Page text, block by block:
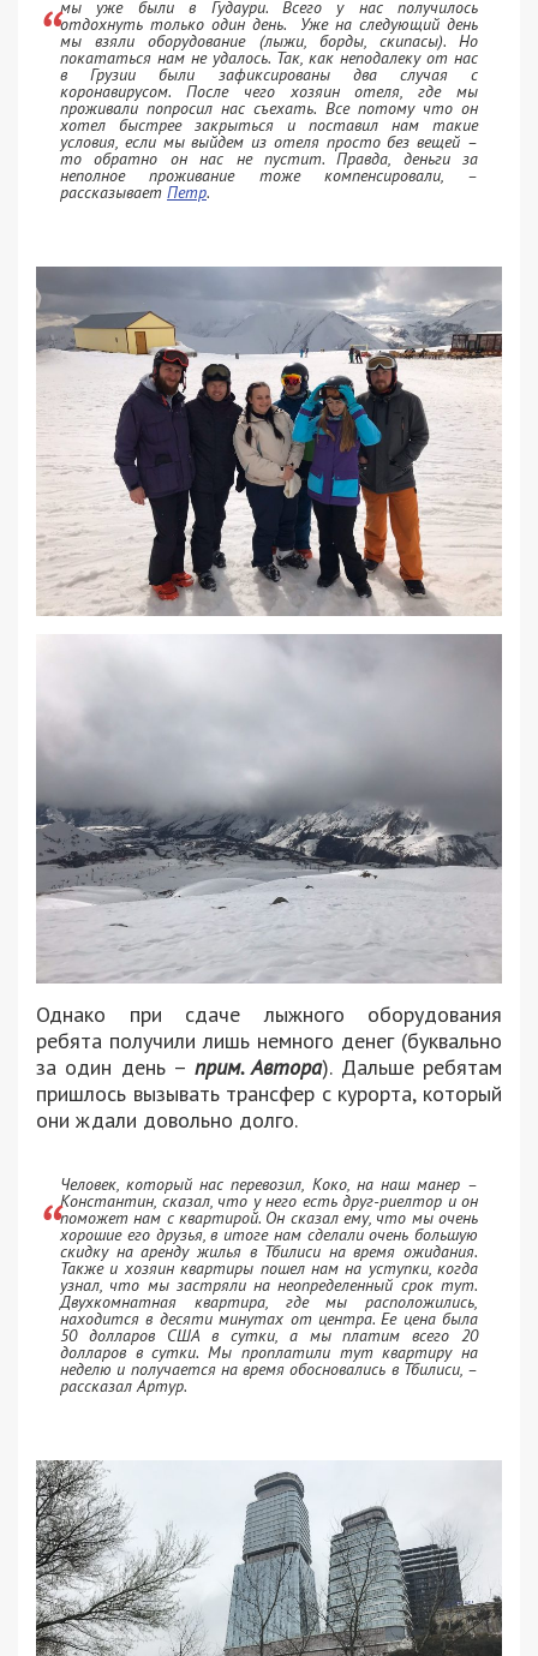
мы уже были в Гудаури. Всего у нас получилось
отдохнуть только один день. Уже на следующий день
мы взяли оборудование (лыжи, борды, скипасы). Но
покататься нам не удалось. Так, как неподалеку от нас
в Грузии были зафиксированы два случая с
коронавирусом. После чего хозяин отеля, где мы
проживали попросил нас съехать. Все потому что он
хотел быстрее закрыться и поставил нам такие
условия, если мы выйдем из отеля просто без вещей –
то обратно он нас не пустит. Правда, деньги за
неполное проживание тоже компенсировали, –
рассказывает Петр.
Однако при сдаче лыжного оборудования
ребята получили лишь немного денег (буквально
за один день –прим. Автора). Дальше ребятам
пришлось вызывать трансфер с курорта, который
они ждали довольно долго.
Человек, который нас перевозил, Коко, на наш манер –
Константин, сказал, что у него есть друг-риелтор и он
поможет нам с квартирой. Он сказал ему, что мы очень
хорошие его друзья, в итоге нам сделали очень большую
скидку на аренду жилья в Тбилиси на время ожидания.
Также и хозяин квартиры пошел нам на уступки, когда
узнал, что мы застряли на неопределенный срок тут.
Двухкомнатная квартира, где мы расположились,
находится в десяти минутах от центра. Ее цена была
50 долларов США в сутки, а мы платим всего 20
долларов в сутки. Мы проплатили тут квартиру на
неделю и получается на время обосновались в Тбилиси, –
рассказал Артур.